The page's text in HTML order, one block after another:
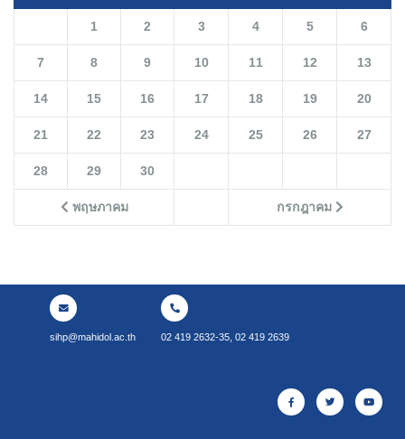
พฤษภาคม กรกฎาคม
1 2 3 4 5 6
7 8 9 10 11 12 13
14 15 16 17 18 19 20
21 22 23 24 25 26 27
28 29 30
sihp@mahidol.ac.th 02 419 2632-35, 02 419 2639